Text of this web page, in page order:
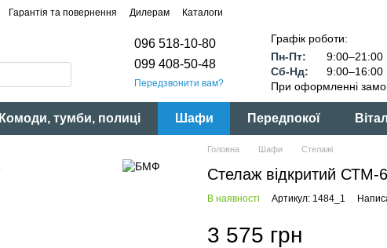
Гарантія та повернення Дилерам Каталоги
096 518-10-80
099 408-50-48
Передзвонити вам?
Графік роботи:
Пн-Пт:
9:00–21:00
Сб-Нд:
9:00–16:00
При оформленні
Комоди, тумби, полиці Шафи Передпокої
Головна Шафи Стелажі
Стелаж відкритий СТМ-
В наявності Артикул: 1484_1
3 575 грн